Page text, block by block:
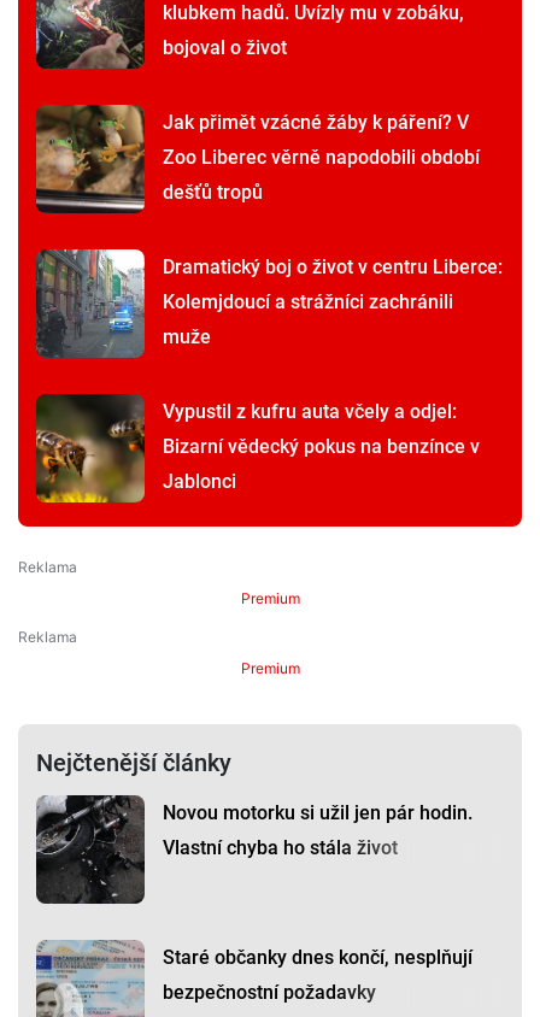
klubkem hadů. Uvízly mu v zobáku,
bojoval o život
Jak přimět vzácné žáby k páření? V
Zoo Liberec věrně napodobili období
dešťů tropů
Dramatický boj o život v centru Liberce:
Kolemjdoucí a strážníci zachránili
muže
Vypustil z kufru auta včely a odjel:
Bizarní vědecký pokus na benzínce v
Jablonci
Premium
Premium
Nejčtenější články
Novou motorku si užil jen pár hodin.
Vlastní chyba ho stála život
Staré občanky dnes končí, nesplňují
bezpečnostní požadavky